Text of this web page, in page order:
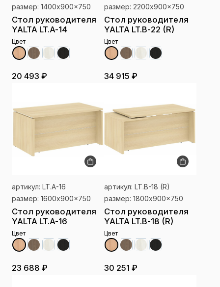
размер: 1400x900x750
Стол руководителя
YALTA LT.A-14
Цвет
20 493 ₽
размер: 2200x900x750
Стол руководителя
YALTA LT.B-22 (R)
Цвет
34 915 ₽
артикул: LT.A-16
размер: 1600x900x750
Стол руководителя
YALTA LT.A-16
Цвет
23 688 ₽
артикул: LT.B-18 (R)
размер: 1800x900x750
Стол руководителя
YALTA LT.B-18 (R)
Цвет
30 251 ₽